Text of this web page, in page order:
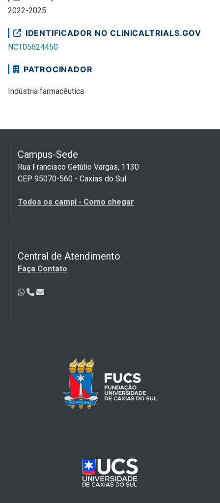
2022-2025
IDENTIFICADOR NO CLINICALTRIALS.GOV
NCT05624450
PATROCINADOR
Indústria farmacêutica
Campus-Sede
Rua Francisco Getúlio Vargas, 1130
CEP 95070-560 - Caxias do Sul
Todos os campi - Como chegar
Central de Atendimento
Faça Contato